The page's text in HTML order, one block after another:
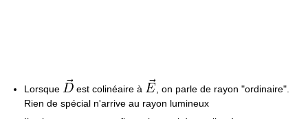
Lorsque est colinéaire à
, on parle de rayon "ordinaire".
Rien de spécial n'arrive au rayon lumineux